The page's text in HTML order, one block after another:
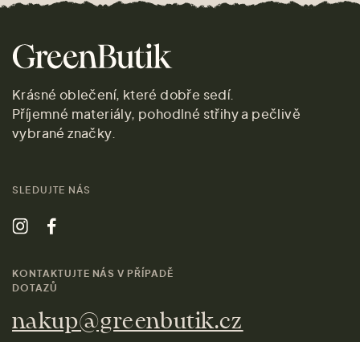
Krásné oblečení, které dobře sedí.
Příjemné materiály, pohodlné střihy a pečlivě
vybrané značky.
SLEDUJTE NÁS
KONTAKTUJTE NÁS V PŘÍPADĚ
DOTAZŮ
nakup@greenbutik.cz